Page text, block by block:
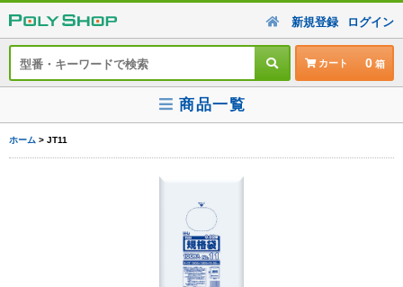
新規登録 ログイン
カート 0
商品一覧
ホーム > JT11